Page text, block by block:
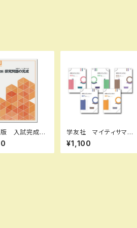
版 入試完成シ
理科 探求問
成 2026年度
完全セット I
学友社 マイティサマ
ー 国・数・理・社・英
中1～3（（ご選択くださ
い）2025年度版 新品
¥1,100